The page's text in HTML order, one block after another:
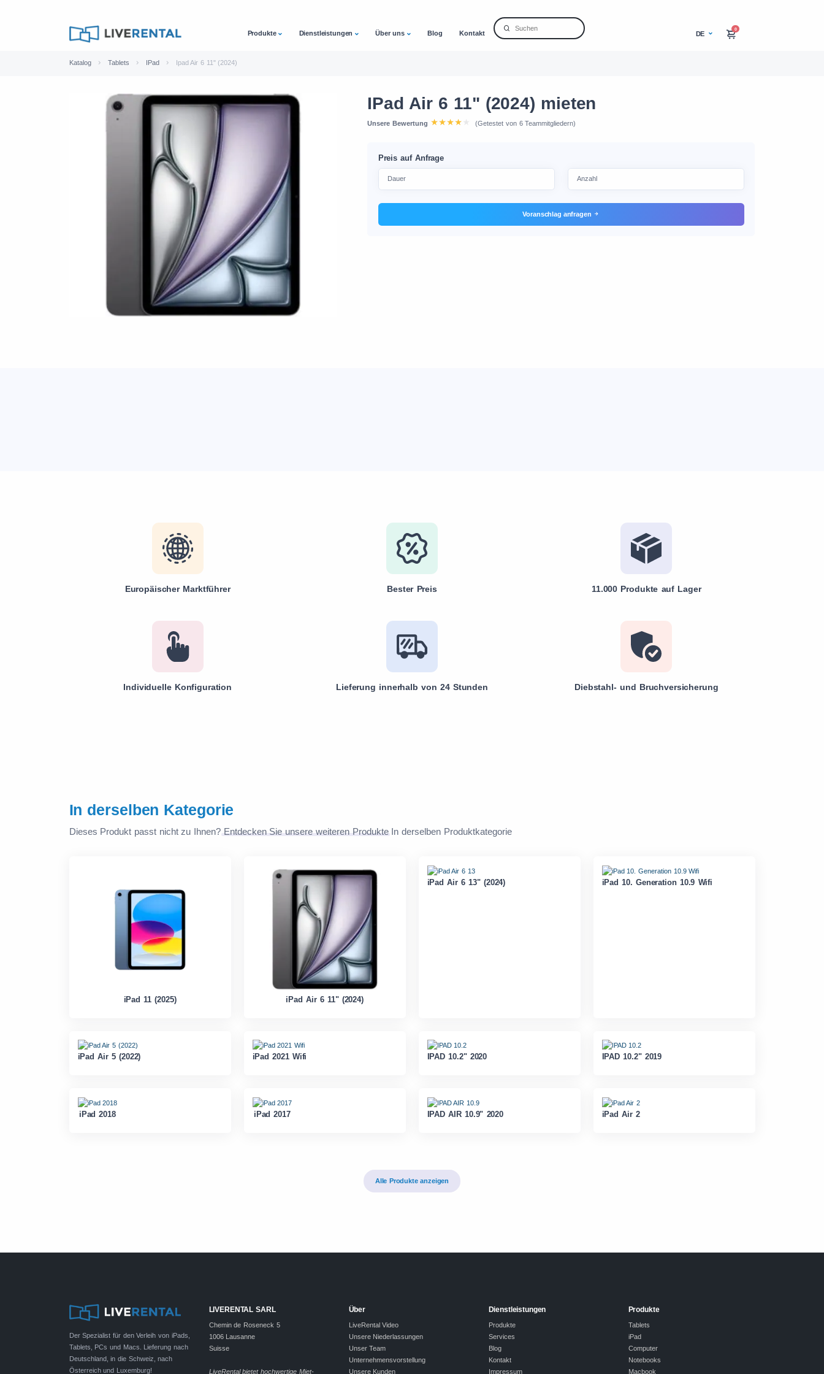
Produkte Dienstleistungen Über uns Blog Kontakt DE
0
Katalog Tablets IPad Ipad Air 6 11" (2024)
IPad Air 6 11" (2024) mieten
Unsere Bewertung (Getestet von 6 Teammitgliedern)
Preis auf Anfrage
Voranschlag anfragen
Europäischer Marktführer Bester Preis 11.000 Produkte auf Lager
Individuelle Konfiguration Lieferung innerhalb von 24 Stunden Diebstahl- und Bruchversicherung
In derselben Kategorie
Dieses Produkt passt nicht zu Ihnen? Entdecken Sie unsere weiteren ProdukteIn derselben Produktkategorie
iPad 11 (2025) iPad Air 6 11" (2024)
iPad Air 6 13" (2024) iPad 10. Generation 10.9 Wifi
iPad Air 5 (2022) iPad 2021 Wifi IPAD 10.2" 2020 IPAD 10.2" 2019
iPad 2018 iPad 2017 IPAD AIR 10.9" 2020 iPad Air 2
Alle Produkte anzeigen
Der Spezialist für den Verleih von iPads,
Tablets, PCs und Macs. Lieferung nach
Deutschland, in die Schweiz, nach
Österreich und Luxemburg!
LIVERENTAL SARL
Chemin de Roseneck 5
1006 Lausanne
Suisse
LiveRental bietet hochwertige Miet-
Über
LiveRental Video
Unsere Niederlassungen
Unser Team
Unternehmensvorstellung
Unsere Kunden
Dienstleistungen
Produkte
Services
Blog
Kontakt
Impressum
Produkte
Tablets
iPad
Computer
Notebooks
Macbook